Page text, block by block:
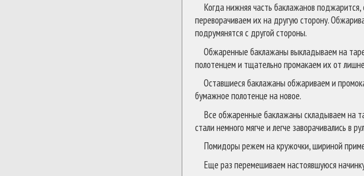
Когда нижняя часть баклажанов
переворачиваем их на другую сторону.
подрумянятся с другой стороны.
Обжаренные баклажаны выкладываем на
полотенцем и тщательно промакаем их от
Оставшиеся баклажаны обжариваем и
бумажное полотенце на новое.
Все обжаренные баклажаны складываем на
стали немного мягче и легче заворачивались в
Помидоры режем на кружочки, шириной
Еще раз перемешиваем настоявшуюся